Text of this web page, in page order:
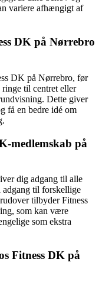
variere afhængigt af
DK på Nørrebro
DK på Nørrebro, før
til centret eller
Dette giver
få en bedre idé om
medlemskab på
dig adgang til alle
adgang til forskellige
tilbyder Fitness
som kan være
som ekstra
Fitness DK på